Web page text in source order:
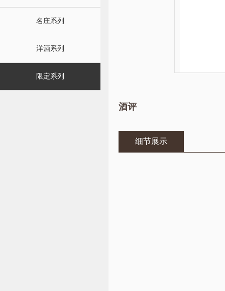
名庄系列
洋酒系列
限定系列
酒评
细节展示